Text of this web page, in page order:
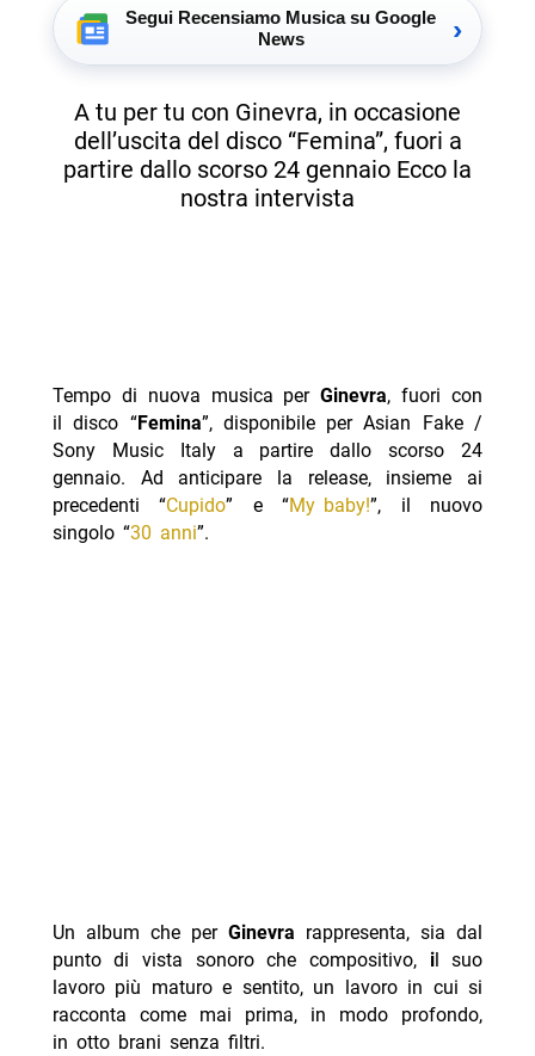
Segui Recensiamo Musica su Google
News
›
A tu per tu con Ginevra, in occasione
dell’uscita del disco “Femina”, fuori a
partire dallo scorso 24 gennaio Ecco la
nostra intervista
Tempo di nuova musica perGinevra, fuori con
il disco “Femina”, disponibile per Asian Fake /
Sony Music Italy a partire dallo scorso 24
gennaio. Ad anticipare la release, insieme ai
precedenti “Cupido” e “My baby!”, il nuovo
singolo “30 anni”.
Un album che perGinevra rappresenta, sia dal
punto di vista sonoro che compositivo, il suo
lavoro più maturo e sentito, un lavoro in cui si
racconta come mai prima, in modo profondo,
in otto brani senza filtri.